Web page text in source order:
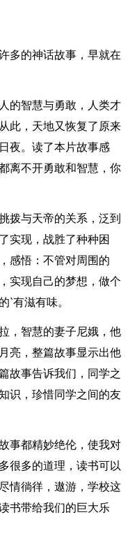
多的神话故事，早就在
的智慧与勇敢，人类才
此，天地又恢复了原来
夜。读了本片故事感
离不开勇敢和智慧，你
拨与天帝的关系，泛到
实现，战胜了种种困
感悟：不管对周围的
实现自己的梦想，做个
`有滋有味。
，智慧的妻子尼娥，他
亮，整篇故事显示出他
故事告诉我们，同学之
识，珍惜同学之间的友
事都精妙绝伦，使我对
很多的道理，读书可以
情徜徉，遨游，学校这
书带给我们的巨大乐